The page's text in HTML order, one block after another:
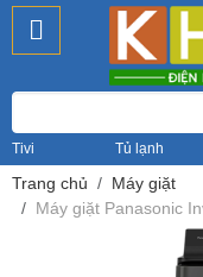
Tivi Tủ lạnh
Trang chủ
Máy giặt
Máy giặt Panasonic